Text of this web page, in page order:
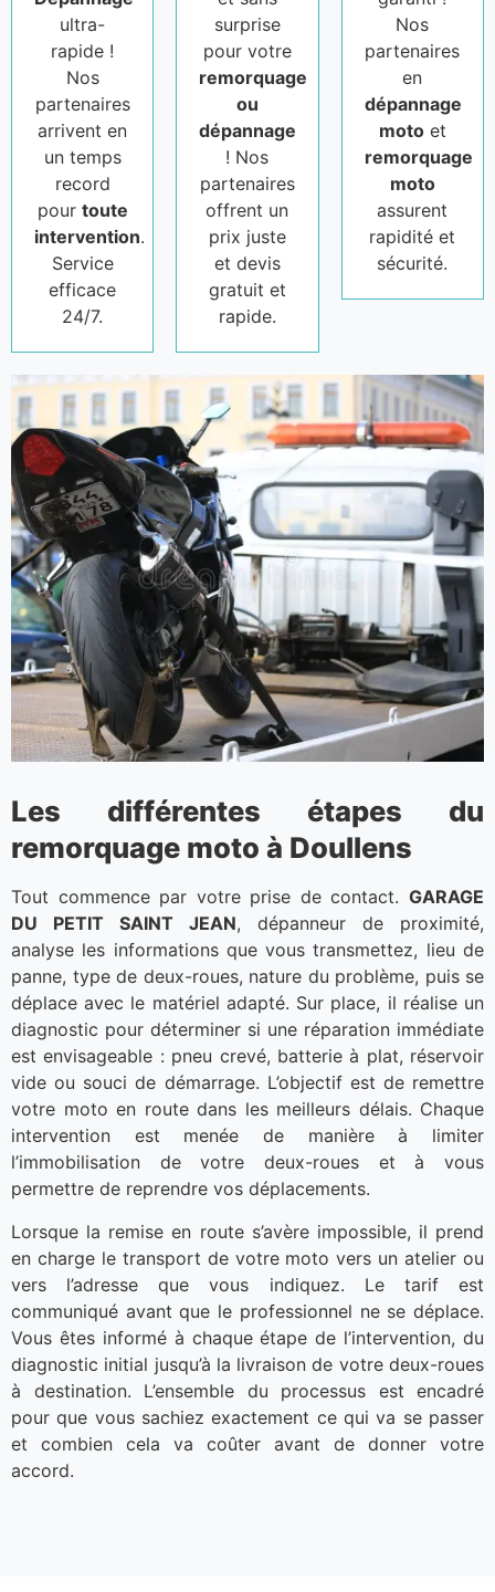
ultra-
rapide !
Nos
partenaires
arrivent en
un temps
record
pour toute
intervention.
Service
efficace
24/7.
surprise
pour votre
remorquage
ou
dépannage
! Nos
partenaires
offrent un
prix juste
et devis
gratuit et
rapide.
Nos
partenaires
en
dépannage
motoet
remorquage
moto
assurent
rapidité et
sécurité.
Les différentes étapes du
remorquage moto à Doullens
Tout commence par votre prise de contact. GARAGE
DU PETIT SAINT JEAN, dépanneur de proximité,
analyse les informations que vous transmettez, lieu de
panne, type de deux-roues, nature du problème, puis se
déplace avec le matériel adapté. Sur place, il réalise un
diagnostic pour déterminer si une réparation immédiate
est envisageable : pneu crevé, batterie à plat, réservoir
vide ou souci de démarrage. L’objectif est de remettre
votre moto en route dans les meilleurs délais. Chaque
intervention est menée de manière à limiter
l’immobilisation de votre deux-roues et à vous
permettre de reprendre vos déplacements.
Lorsque la remise en route s’avère impossible, il prend
en charge le transport de votre moto vers un atelier ou
vers l’adresse que vous indiquez. Le tarif est
communiqué avant que le professionnel ne se déplace.
Vous êtes informé à chaque étape de l’intervention, du
diagnostic initial jusqu’à la livraison de votre deux-roues
à destination. L’ensemble du processus est encadré
pour que vous sachiez exactement ce qui va se passer
et combien cela va coûter avant de donner votre
accord.